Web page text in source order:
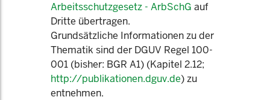
Arbeitsschutzgesetz - ArbSchG auf
Dritte übertragen.
Grundsätzliche Informationen zu der
Thematik sind der DGUV Regel 100-
001 (bisher: BGR A1) (Kapitel 2.12;
http://publikationen.dguv.de) zu
entnehmen.